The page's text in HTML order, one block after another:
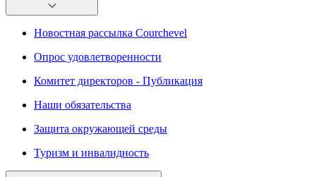
Новостная рассылка Courchevel
Опрос удовлетворенности
Комитет директоров - Публикация
Наши обязательства
Защита окружающей среды
Туризм и инвалидность